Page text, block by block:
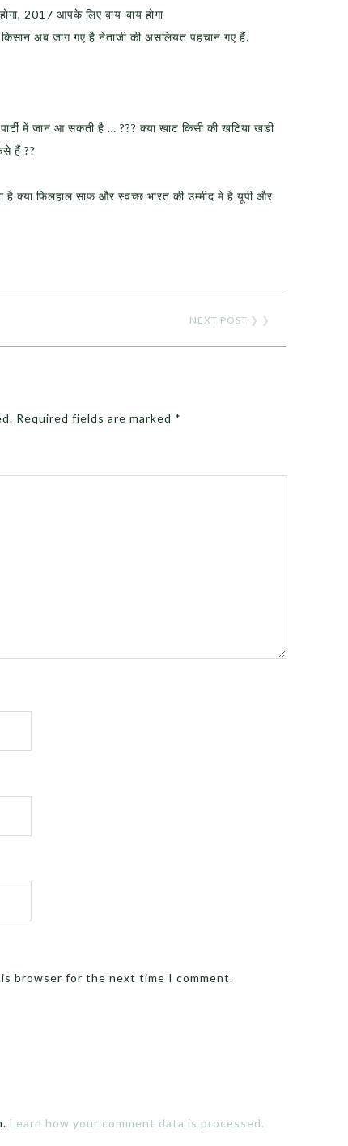
2017 आपके लिए बाय-बाय होगा
किसान अब जाग गए है नेताजी की असलियत पहचान गए हैं.
में जान आ सकती है … ??? क्या खाट किसी की खटिया खडी
हैं ??
क्या फिलहाल साफ और स्वच्छ भारत की उम्मीद मे है यूपी और
NEXT POST ❯ ❯
Required fields are marked *
browser for the next time I comment.
Learn how your comment data is processed.